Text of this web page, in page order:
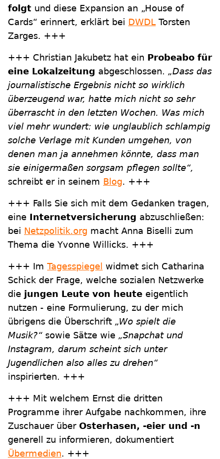
folgt und diese Expansion an „House of
Cards“ erinnert, erklärt bei DWDL Torsten
Zarges. +++
+++ Christian Jakubetz hat ein Probeabo für
eine Lokalzeitung abgeschlossen. „Dass das
journalistische Ergebnis nicht so wirklich
überzeugend war, hatte mich nicht so sehr
überrascht in den letzten Wochen. Was mich
viel mehr wundert: wie unglaublich schlampig
solche Verlage mit Kunden umgehen, von
denen man ja annehmen könnte, dass man
sie einigermaßen sorgsam pflegen sollte“,
schreibt er in seinem Blog. +++
+++ Falls Sie sich mit dem Gedanken tragen,
eine Internetversicherung abzuschließen:
bei Netzpolitik.org macht Anna Biselli zum
Thema die Yvonne Willicks. +++
+++ Im Tagesspiegel widmet sich Catharina
Schick der Frage, welche sozialen Netzwerke
die jungen Leute von heute eigentlich
nutzen - eine Formulierung, zu der mich
übrigens die Überschrift „Wo spielt die
Musik?“sowie Sätze wie „Snapchat und
Instagram, darum scheint sich unter
Jugendlichen also alles zu drehen“
inspirierten. +++
+++ Mit welchem Ernst die dritten
Programme ihrer Aufgabe nachkommen, ihre
Zuschauer über Osterhasen, -eier und -n
generell zu informieren, dokumentiert
Übermedien. +++